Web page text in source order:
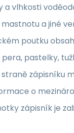
a vlhkosti
a jiné
poutku
pastelky,
zápisníku
o
zápisník je